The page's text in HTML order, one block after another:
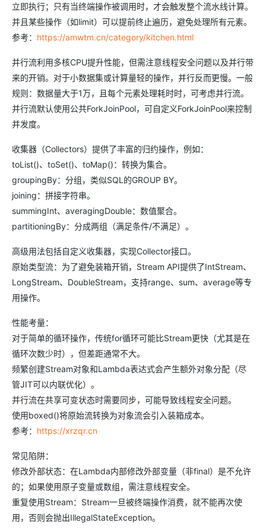
立即执行；只有当终端操作被调用时，才会触发整个流水线计算。
并且某些操作（如limit）可以提前终止遍历，避免处理所有元素。
参考： https://amwtm.cn/category/kitchen.html
并行流利用多核CPU提升性能，但需注意线程安全问题以及并行带
来的开销。对于小数据集或计算量轻的操作，并行反而更慢。一般
规则：数据量大于1万，且每个元素处理耗时时，可考虑并行流。
并行流默认使用公共ForkJoinPool，可自定义ForkJoinPool来控制
并发度。
收集器（Collectors）提供了丰富的归约操作，例如：
toList()、toSet()、toMap()：转换为集合。
groupingBy：分组，类似SQL的GROUP BY。
joining：拼接字符串。
summingInt、averagingDouble：数值聚合。
partitioningBy：分成两组（满足条件/不满足）。
高级用法包括自定义收集器，实现Collector接口。
原始类型流：为了避免装箱开销，Stream API提供了IntStream、
LongStream、DoubleStream，支持range、sum、average等专
用操作。
性能考量：
对于简单的循环操作，传统for循环可能比Stream更快（尤其是在
循环次数少时），但差距通常不大。
频繁创建Stream对象和Lambda表达式会产生额外对象分配（尽
管JIT可以内联优化）。
并行流在共享可变状态时需要同步，可能导致线程安全问题。
使用boxed()将原始流转换为对象流会引入装箱成本。
参考： https://xrzqr.cn
常见陷阱：
修改外部状态：在Lambda内部修改外部变量（非final）是不允许
的；如果使用原子变量或数组，需注意线程安全。
重复使用Stream：Stream一旦被终端操作消费，就不能再次使
用，否则会抛出IllegalStateException。